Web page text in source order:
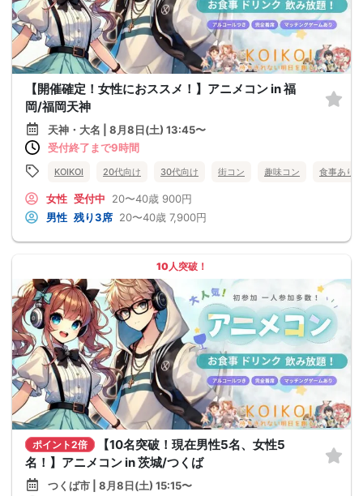
【開催確定！女性におススメ！】アニメコン in 福
岡/福岡天神
天神・大名 | 8月8日(土) 13:45〜
受付終了まで9時間
KOIKOI 20代向け 30代向け 街コン 趣味コン 食事あり
女性 受付中 20〜40歳 900円
男性 残り3席 20〜40歳 7,900円
10人突破！
ポイント2倍
【10名突破！現在男性5名、女性5
名！】アニメコン in 茨城/つくば
つくば市 | 8月8日(土) 15:15〜